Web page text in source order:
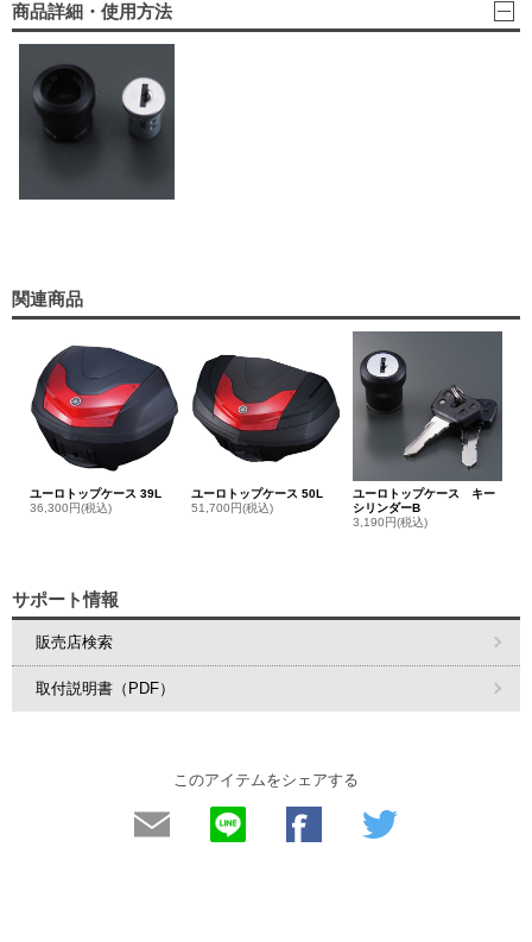
商品詳細・使用方法
関連商品
ユーロトップケース 39L
36,300円(税込)
ユーロトップケース 50L
51,700円(税込)
ユーロトップケース キー
シリンダーB
3,190円(税込)
サポート情報
販売店検索
取付説明書（PDF）
このアイテムをシェアする